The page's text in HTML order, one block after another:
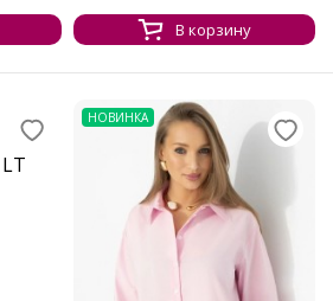
В корзину
НОВИНКА